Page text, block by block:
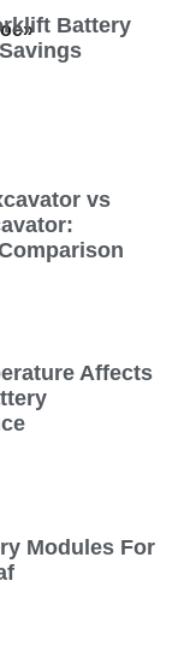
Battery
vs
Affects
Modules For